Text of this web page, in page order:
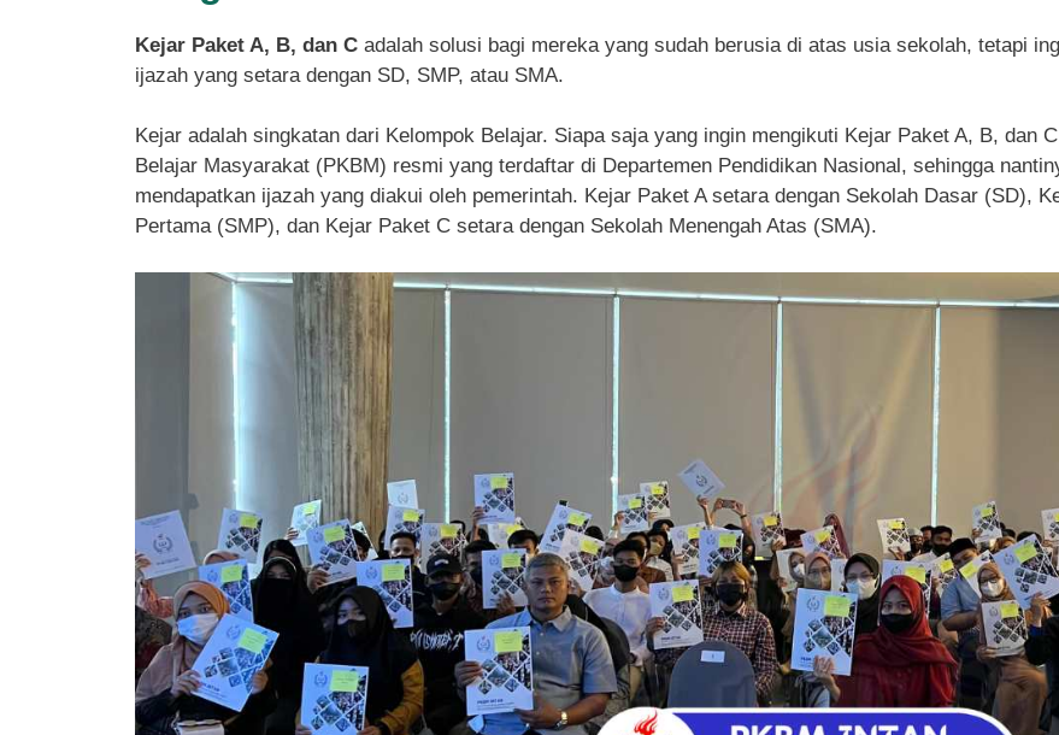
Kejar Paket A, B, dan C adalah solusi bagi mereka yang sudah berusia di atas usia sekolah, tetapi
ijazah yang setara dengan SD, SMP, atau SMA.
Kejar adalah singkatan dari Kelompok Belajar. Siapa saja yang ingin mengikuti Kejar Paket A, B, dan
Belajar Masyarakat (PKBM) resmi yang terdaftar di Departemen Pendidikan Nasional, sehingga
mendapatkan ijazah yang diakui oleh pemerintah. Kejar Paket A setara dengan Sekolah Dasar (SD),
Pertama (SMP), dan Kejar Paket C setara dengan Sekolah Menengah Atas (SMA).